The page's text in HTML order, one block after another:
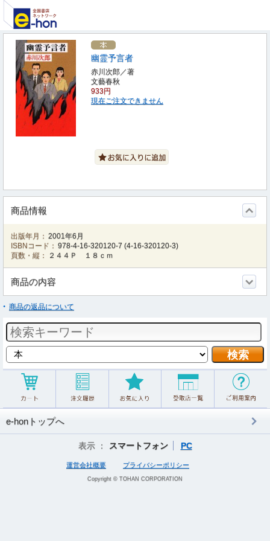
幽霊予言者
赤川次郎／著
文藝春秋
933円
現在ご注文できません
商品情報
出版年月： 2001年6月
ISBNコード： 978-4-16-320120-7 (4-16-320120-3)
頁数・縦：
２４４Ｐ １８ｃｍ
商品の内容
商品の返品について
e-honトップへ
表示 ： スマートフォン PC
運営会社概要 プライバシーポリシー
Copyright © TOHAN CORPORATION